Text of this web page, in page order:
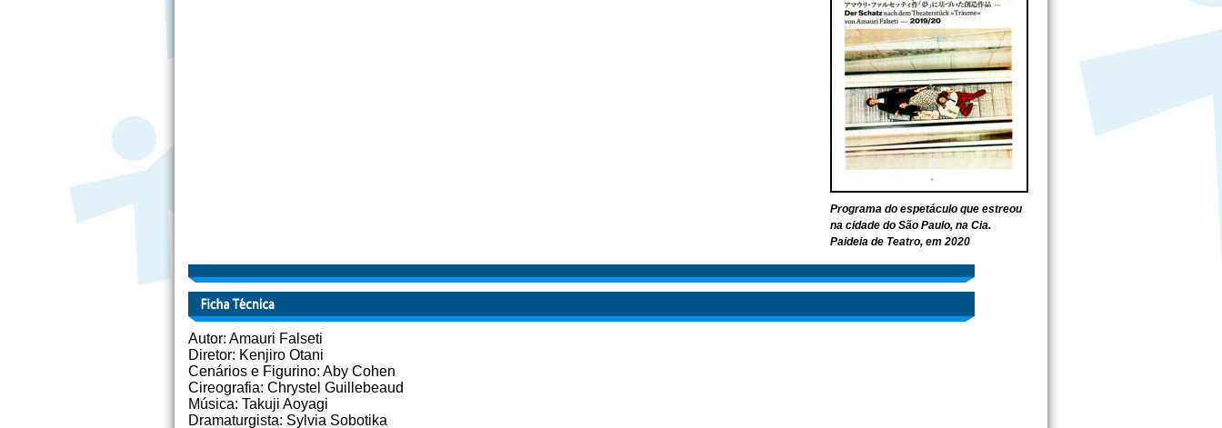
Programa do espetáculo que estreou
na cidade do São Paulo, na Cia.
Paideia de Teatro, em 2020
Autor: Amauri Falseti
Diretor: Kenjiro Otani
Cenários e Figurino: Aby Cohen
Cireografia: Chrystel Guillebeaud
Música: Takuji Aoyagi
Dramaturgista: Sylvia Sobotika